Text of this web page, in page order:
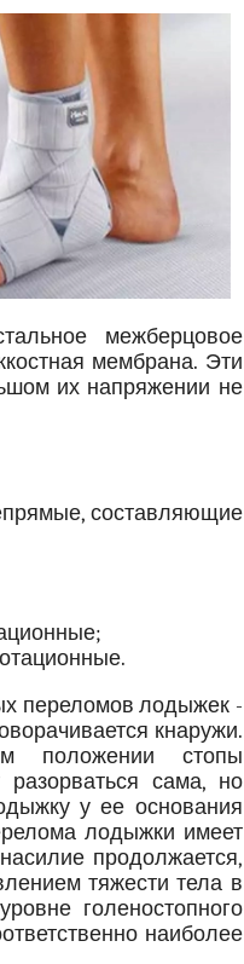
межберцовое
мембрана. Эти
их напряжении не
составляющие
переломов лодыжек -
кнаружи.
положении стопы
сама, но
у ее основания
лодыжки имеет
продолжается,
тяжести тела в
голеностопного
наиболее